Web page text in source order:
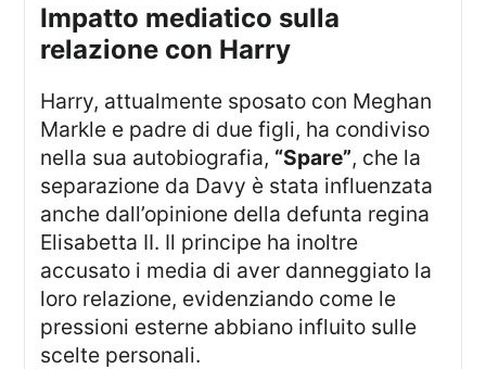
Impatto mediatico sulla
relazione con Harry
Harry, attualmente sposato con Meghan
Markle e padre di due figli, ha condiviso
nella sua autobiografia, “Spare”, che la
separazione da Davy è stata influenzata
anche dall’opinione della defunta regina
Elisabetta II. Il principe ha inoltre
accusato i media di aver danneggiato la
loro relazione, evidenziando come le
pressioni esterne abbiano influito sulle
scelte personali.